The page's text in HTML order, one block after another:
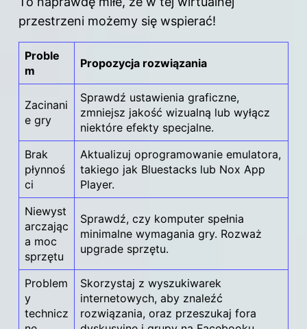
przestrzeni możemy się wspierać!
Proble
m
Propozycja rozwiązania
Zacinani
e gry
Sprawdź ustawienia graficzne,
zmniejsz jakość wizualną lub wyłącz
niektóre efekty specjalne.
Brak
płynnoś
ci
Aktualizuj oprogramowanie emulatora,
takiego jak Bluestacks lub Nox App
Player.
Niewyst
arczając
a moc
sprzętu
Sprawdź, czy komputer spełnia
minimalne wymagania gry. Rozważ
upgrade sprzętu.
Problem
y
technicz
Skorzystaj z wyszukiwarek
internetowych, aby znaleźć
rozwiązania, oraz przeszukaj fora